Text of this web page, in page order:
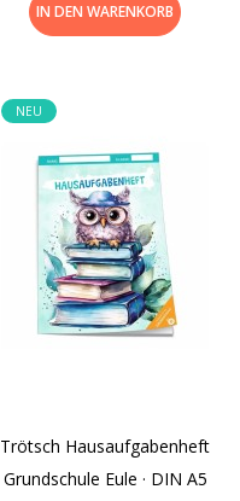
IN DEN WARENKORB
Trötsch Hausaufgabenheft
Grundschule Eule · DIN A5
NEU